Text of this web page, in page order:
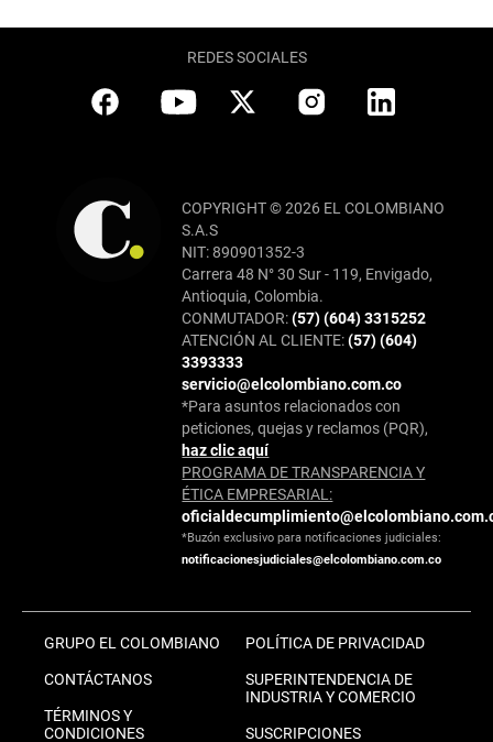
REDES SOCIALES
COPYRIGHT © 2026 EL COLOMBIANO
S.A.S
NIT: 890901352-3
Carrera 48 N° 30 Sur - 119, Envigado,
Antioquia, Colombia.
CONMUTADOR:(57) (604) 3315252
ATENCIÓN AL CLIENTE:(57) (604)
3393333
servicio@elcolombiano.com.co
*Para asuntos relacionados con
peticiones, quejas y reclamos (PQR),
haz clic aquí
PROGRAMA DE TRANSPARENCIA Y
ÉTICA EMPRESARIAL:
*Buzón exclusivo para notificaciones judiciales:
notificacionesjudiciales@elcolombiano.com.co
GRUPO EL COLOMBIANO
CONTÁCTANOS
TÉRMINOS Y
CONDICIONES
POLÍTICA DE PRIVACIDAD
SUPERINTENDENCIA DE
INDUSTRIA Y COMERCIO
SUSCRIPCIONES